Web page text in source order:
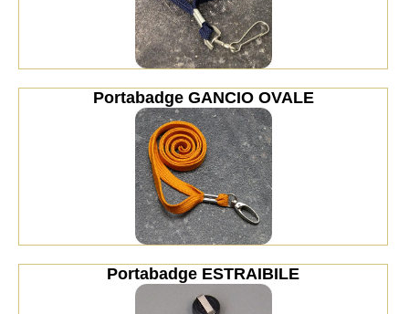
Portabadge GANCIO OVALE
Portabadge ESTRAIBILE